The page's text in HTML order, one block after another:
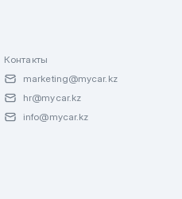
Контакты
marketing@mycar.kz
hr@mycar.kz
info@mycar.kz